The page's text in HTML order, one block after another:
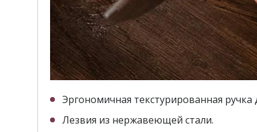
Эргономичная текстурированная ручка
Лезвия из нержавеющей стали.